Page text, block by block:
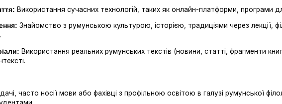
Використання сучасних технологій, таких як онлайн-платформи, програми
Знайомство з румунською культурою, історією, традиціями через лекції,
Використання реальних румунських текстів (новини, статті, фрагменти
часто носії мови або фахівці з профільною освітою в галузі румунської